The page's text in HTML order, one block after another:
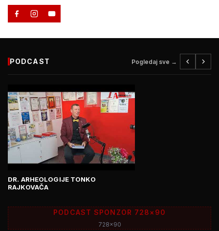
PODCAST Pogledaj sve →
DR. ARHEOLOGIJE TONKO
RAJKOVAČA
PODCAST SPONZOR 728×90
728x90